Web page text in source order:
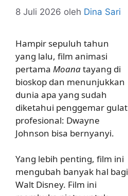
8 Juli 2026 oleh Dina Sari
Hampir sepuluh tahun
yang lalu, film animasi
pertama Moanatayang di
bioskop dan menunjukkan
dunia apa yang sudah
diketahui penggemar gulat
profesional: Dwayne
Johnson bisa bernyanyi.
Yang lebih penting, film ini
mengubah banyak hal bagi
Walt Disney. Film ini